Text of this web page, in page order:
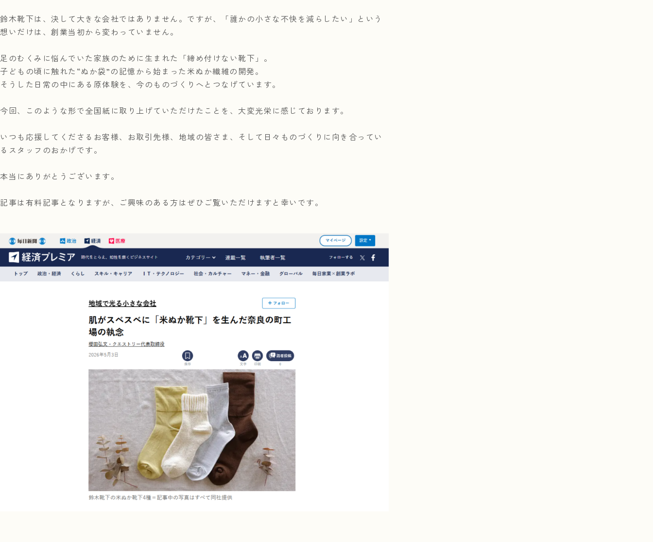
鈴木靴下は、決して大きな会社ではありません。ですが、「誰かの小さな不快を減らしたい」という
想いだけは、創業当初から変わっていません。
足のむくみに悩んでいた家族のために生まれた「締め付けない靴下」。
子どもの頃に触れた“ぬか袋”の記憶から始まった米ぬか繊維の開発。
そうした日常の中にある原体験を、今のものづくりへとつなげています。
今回、このような形で全国紙に取り上げていただけたことを、大変光栄に感じております。
いつも応援してくださるお客様、お取引先様、地域の皆さま、そして日々ものづくりに向き合ってい
るスタッフのおかげです。
本当にありがとうございます。
記事は有料記事となりますが、ご興味のある方はぜひご覧いただけますと幸いです。